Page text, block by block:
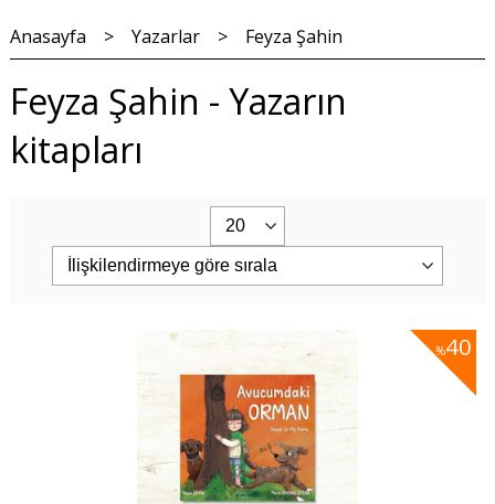
Anasayfa > Yazarlar > Feyza Şahin
Feyza Şahin - Yazarın
kitapları
%40